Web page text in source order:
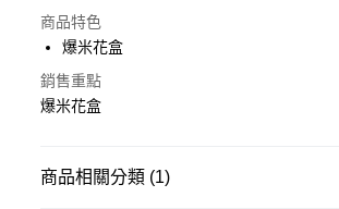
Apple Pay
悠遊付
商品特色
爆米花盒
銷售重點
爆米花盒
商品相關分類 (1)